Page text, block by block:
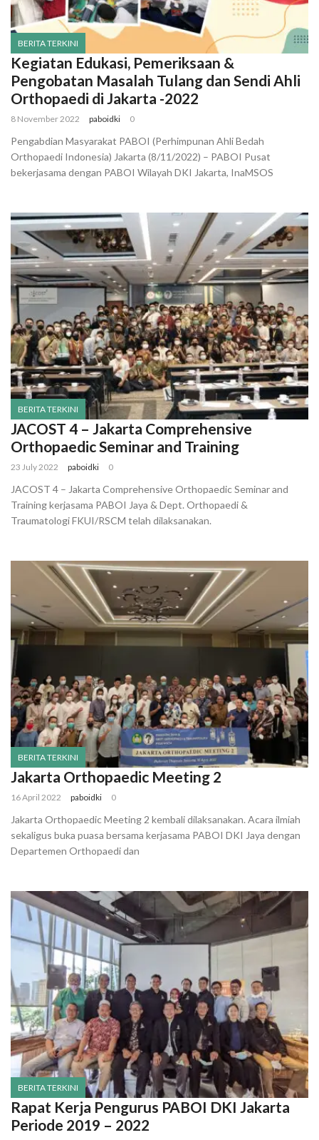
BERITA TERKINI
Kegiatan Edukasi, Pemeriksaan &
Pengobatan Masalah Tulang dan Sendi Ahli
Orthopaedi di Jakarta -2022
8 November 2022 paboidki 0
Pengabdian Masyarakat PABOI (Perhimpunan Ahli Bedah
Orthopaedi Indonesia) Jakarta (8/11/2022) – PABOI Pusat
bekerjasama dengan PABOI Wilayah DKI Jakarta, InaMSOS
BERITA TERKINI
JACOST 4 – Jakarta Comprehensive
Orthopaedic Seminar and Training
23 July 2022 paboidki 0
JACOST 4 – Jakarta Comprehensive Orthopaedic Seminar and
Training kerjasama PABOI Jaya & Dept. Orthopaedi &
Traumatologi FKUI/RSCM telah dilaksanakan.
BERITA TERKINI
Jakarta Orthopaedic Meeting 2
16 April 2022 paboidki 0
Jakarta Orthopaedic Meeting 2 kembali dilaksanakan. Acara ilmiah
sekaligus buka puasa bersama kerjasama PABOI DKI Jaya dengan
Departemen Orthopaedi dan
BERITA TERKINI
Rapat Kerja Pengurus PABOI DKI Jakarta
Periode 2019 – 2022